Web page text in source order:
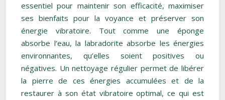
essentiel pour maintenir son efficacité, maximiser
ses bienfaits pour la voyance et préserver son
énergie vibratoire. Tout comme une éponge
absorbe l’eau, la labradorite absorbe les énergies
environnantes, qu’elles soient positives ou
négatives. Un nettoyage régulier permet de libérer
la pierre de ces énergies accumulées et de la
restaurer à son état vibratoire optimal, ce qui est